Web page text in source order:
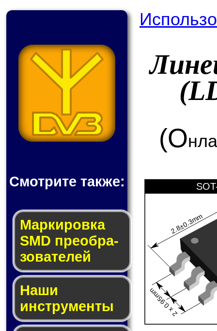
Смотрите также:
Мар­ки­ров­ка
SMD пре­об­ра­
зо­ва­те­лей
Наши
инструменты
(О
2.8±0.3mm
2 x 0.95mm